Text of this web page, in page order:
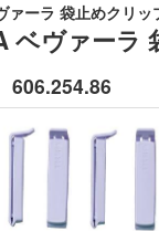
ァーラ 袋止めクリ
ベヴァーラ
606.254.86